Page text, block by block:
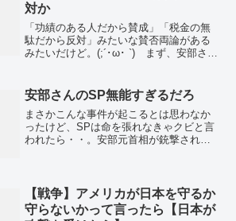
対か
「功績のある人だから賛成」「税金の無
駄だから反対」みたいな賛否両論がある
みたいだけど。(;´･ω･ `) まず、安部さん
にした方が良いと思うけどなー。「みん
な死を悼んで...
安部さんのSP無能すぎるだろ
まさかこんな事件が起こるとは思わなか
ったけど、SPは命を張れなきゃクビと言
われたら・・。安部元首相が銃撃されて
急車！！...
【戦争】アメリカが日本を守るか
守らないかって言ったら【日本が